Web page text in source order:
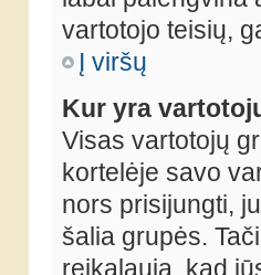
vartotojo teisių,
Į viršų
Kur yra
Visas vartotojų
kortelėje savo
nors prisijungti,
šalia grupės.
reikalauja, kad